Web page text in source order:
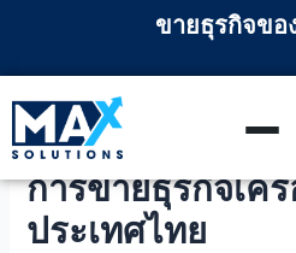
ขายธุรกิจข
คู่มือ M&A ฉบับส
การขายธุรกิจเค
ประเทศไทย